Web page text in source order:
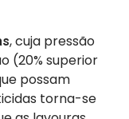
, cuja pressão
(20% superior
possam
torna-se